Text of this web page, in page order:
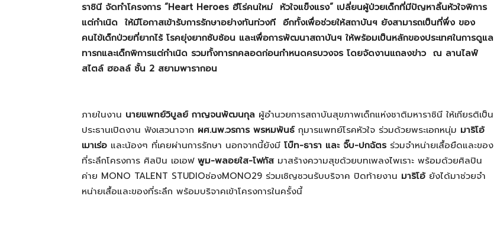
ที่
ความ
จริง
ราชินี จัดทำโครงการ “Heart Heroes ฮีโร่คนใหม่ หัวใจแข็งแรง” เปลี่ยนผู้ป่วยเด็กที่มีปัญหาลิ้นหัวใจพิการ
แต่กำเนิด ให้มีโอกาสเข้ารับการรักษาอย่างทันท่วงที อีกทั้งเพื่อช่วยให้สถาบันฯ ยังสามารถเป็นที่พึ่ง ของ
คนไข้เด็กป่วยที่ยากไร้ โรคยุ่งยากซับซ้อน และเพื่อการพัฒนาสถาบันฯ ให้พร้อมเป็นหลักของประเทศในการดูแล
ทารกและเด็กพิการแต่กำเนิด รวมทั้งทารกคลอดก่อนกำหนดครบวงจร โดยจัดงานแถลงข่าว ณ ลานไลฟ์
สไตล์ ฮอลล์ ชั้น 2 สยามพารากอน
ภายในงาน นายแพทย์วิบูลย์ กาญจนพัฒนกุล ผู้อำนวยการสถาบันสุขภาพเด็กแห่งชาติมหาราชินี ให้เกียรติเป็น
ประธานเปิดงาน ฟังเสวนาจาก ผศ.นพ.วรการ พรหมพันธ์กุมารแพทย์โรคหัวใจ ร่วมด้วยพระเอกหนุ่ม มาริโอ้
เมาเร่อ และน้องๆ ที่เคยผ่านการรักษา นอกจากนี้ยังมี โบ๊ท-ธารา และ จิ๊บ-ปกฉัตรร่วมจําหน่ายเสื้อยืดและของ
ที่ระลึกโครงการ ศิลปิน เอเอฟ พูม-พลอยใส-โฟกัสมาสร้างความสุขด้วยบทเพลงไพเราะ พร้อมด้วยศิลปิน
ค่าย MONO TALENT STUDIOช่องMONO29 ร่วมเชิญชวนรับบริจาค ปิดท้ายงาน มาริโอ้ยังได้มาช่วยจํา
หน่ายเสื้อและของที่ระลึก พร้อมบริจาคเข้าโครงการในครั้งนี้